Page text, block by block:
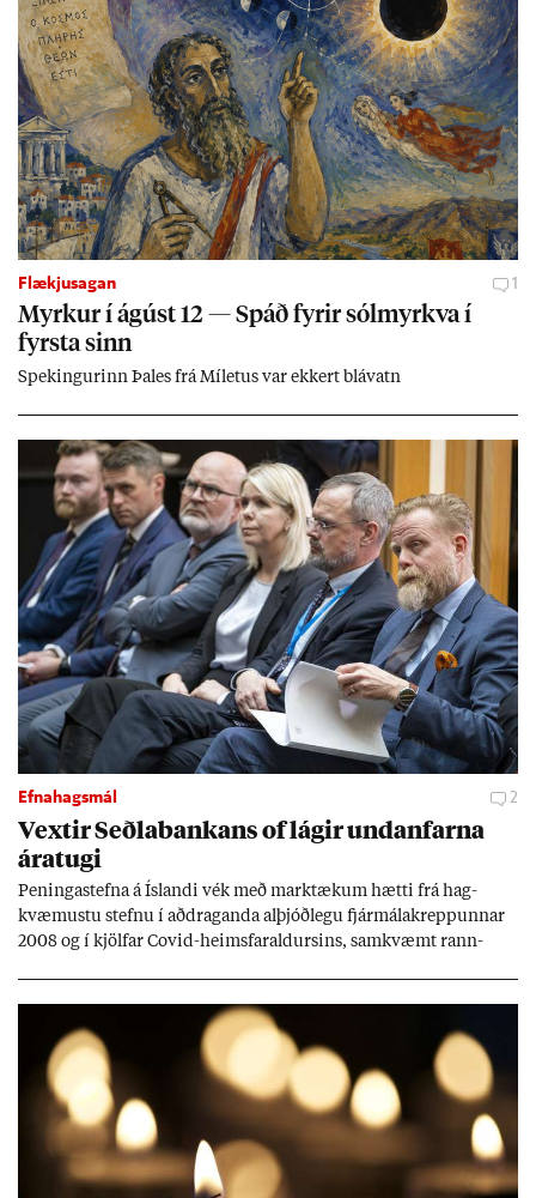
Flækjusagan 1
Myrk­ur í ág­úst 12 — Spáð fyr­ir sól­myrkva í
fyrsta sinn
Spek­ing­ur­inn Þa­les frá Míletus var ekk­ert blá­vatn
Efnahagsmál 2
Vext­ir Seðla­bank­ans of lág­ir und­an­farna
ára­tugi
Pen­inga­stefna á Ís­landi vék með mark­tæk­um hætti frá hag­
kvæm­ustu stefnu í að­drag­anda al­þjóð­legu fjár­málakrepp­unn­ar
2008 og í kjöl­far Covid-heims­far­ald­urs­ins, sam­kvæmt rann­